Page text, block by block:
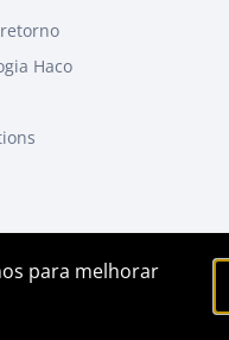
para melhorar
Haco